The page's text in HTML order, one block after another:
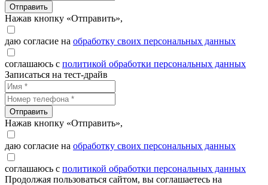
Отправить
Нажав кнопку «Отправить»,
даю согласие на обработку своих персональных данных
соглашаюсь с политикой обработки персональных данных
Записаться на тест-драйв
Отправить
Нажав кнопку «Отправить»,
даю согласие на обработку своих персональных данных
соглашаюсь с политикой обработки персональных данных
Продолжая пользоваться сайтом, вы соглашаетесь на